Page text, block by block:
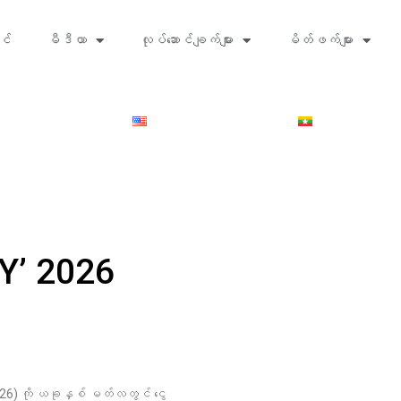
မီဒီယာ လုပ်ဆောင်ချက်များ မိတ်ဖက်များ
2026
2026) ကို ယခုနှစ် မတ်လတွင် ငွေ